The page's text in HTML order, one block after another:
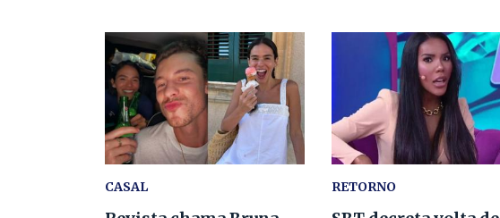
CASAL RETORNO